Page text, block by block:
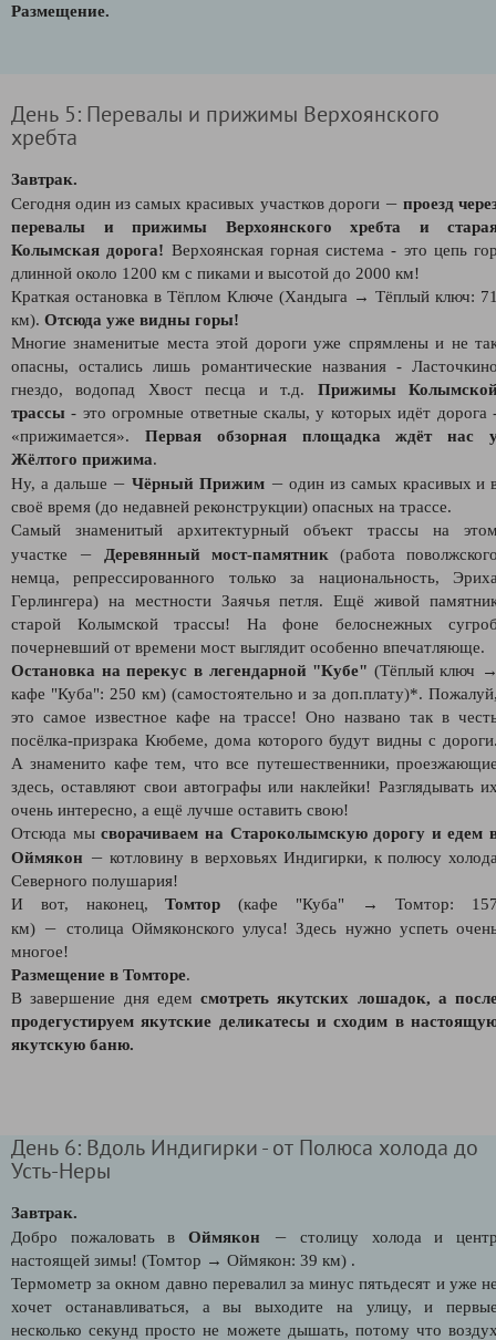
Размещение.
День 5: Перевалы и прижимы Верхоянского
хребта
Завтрак.
Сегодня один из самых красивых участков дороги — проезд
перевалы и прижимы Верхоянского хребта и
Колымская дорога! Верхоянская горная система - это цепь
длинной около 1200 км с пиками и высотой до 2000 км!
Краткая остановка в Тёплом Ключе (Хандыга → Тёплый ключ:
км). Отсюда уже видны горы!
Многие знаменитые места этой дороги уже спрямлены и не
опасны, остались лишь романтические названия -
гнездо, водопад Хвост песца и т.д. Прижимы
трассы - это огромные ответные скалы, у которых идёт дорога
«прижимается». Первая обзорная площадка ждёт нас
Жёлтого прижима.
Ну, а дальше — Чёрный Прижим — один из самых красивых и
своё время (до недавней реконструкции) опасных на трассе.
Самый знаменитый архитектурный объект трассы на
участке
— Деревянный мост-памятник (работа
немца, репрессированного только за национальность,
Герлингера) на местности Заячья петля. Ещё живой
старой Колымской трассы! На фоне белоснежных
почерневший от времени мост выглядит особенно впечатляюще.
Остановка на перекус в легендарной "Кубе" (Тёплый ключ
кафе "Куба": 250 км) (самостоятельно и за доп.плату)*.
это самое известное кафе на трассе! Оно названо так в
посёлка-призрака Кюбеме, дома которого будут видны с
А знаменито кафе тем, что все путешественники,
здесь, оставляют свои автографы или наклейки! Разглядывать
очень интересно, а ещё лучше оставить свою!
Отсюда мысворачиваем на Староколымскую дорогу и едем
Оймякон — котловину в верховьях Индигирки, к полюсу
Северного полушария!
И вот, наконец,Томтор (кафе "Куба" → Томтор:
км) — столица Оймяконского улуса! Здесь нужно успеть
многое!
Размещение в Томторе.
В завершение дня едем смотреть якутских лошадок, а
продегустируем якутские деликатесы и сходим в
якутскую баню.
День 6: Вдоль Индигирки - от Полюса холода до
Усть-Неры
Завтрак.
Добро пожаловать в Оймякон — столицу холода и
настоящей зимы! (Томтор → Оймякон: 39 км) .
Термометр за окном давно перевалил за минус пятьдесят и уже
хочет останавливаться, а вы выходите на улицу, и
несколько секунд просто не можете дышать, потому что